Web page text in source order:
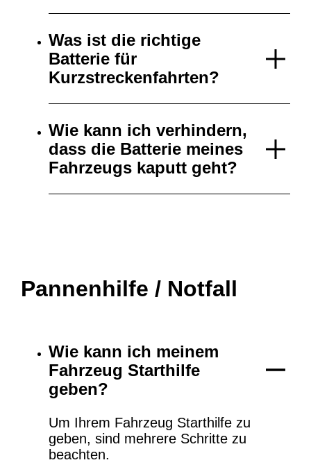
Was ist die richtige
Batterie für
Kurzstreckenfahrten?
Wie kann ich verhindern,
dass die Batterie meines
Fahrzeugs kaputt geht?
Pannenhilfe / Notfall
Wie kann ich meinem
Fahrzeug Starthilfe
geben?
Um Ihrem Fahrzeug Starthilfe zu
geben, sind mehrere Schritte zu
beachten.